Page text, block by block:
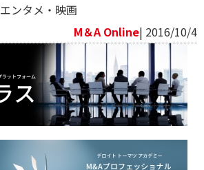
エンタメ・映画
M＆A Online| 2016/10/4